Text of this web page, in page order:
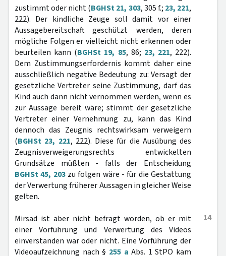
zustimmt oder nicht (BGHSt 21, 303, 305 f.; 23, 221,
222). Der kindliche Zeuge soll damit vor einer
Aussagebereitschaft geschützt werden, deren
mögliche Folgen er vielleicht nicht erkennen oder
beurteilen kann (BGHSt 19, 85, 86; 23, 221, 222).
Dem Zustimmungserfordernis kommt daher eine
ausschließlich negative Bedeutung zu: Versagt der
gesetzliche Vertreter seine Zustimmung, darf das
Kind auch dann nicht vernommen werden, wenn es
zur Aussage bereit wäre; stimmt der gesetzliche
Vertreter einer Vernehmung zu, kann das Kind
dennoch das Zeugnis rechtswirksam verweigern
(BGHSt 23, 221, 222). Diese für die Ausübung des
Zeugnisverweigerungsrechts entwickelten
Grundsätze müßten - falls der Entscheidung
BGHSt 45, 203zu folgen wäre - für die Gestattung
der Verwertung früherer Aussagen in gleicher Weise
gelten.
14
Mirsad ist aber nicht befragt worden, ob er mit
einer Vorführung und Verwertung des Videos
einverstanden war oder nicht. Eine Vorführung der
Videoaufzeichnung nach § 255 a Abs. 1 StPO kam